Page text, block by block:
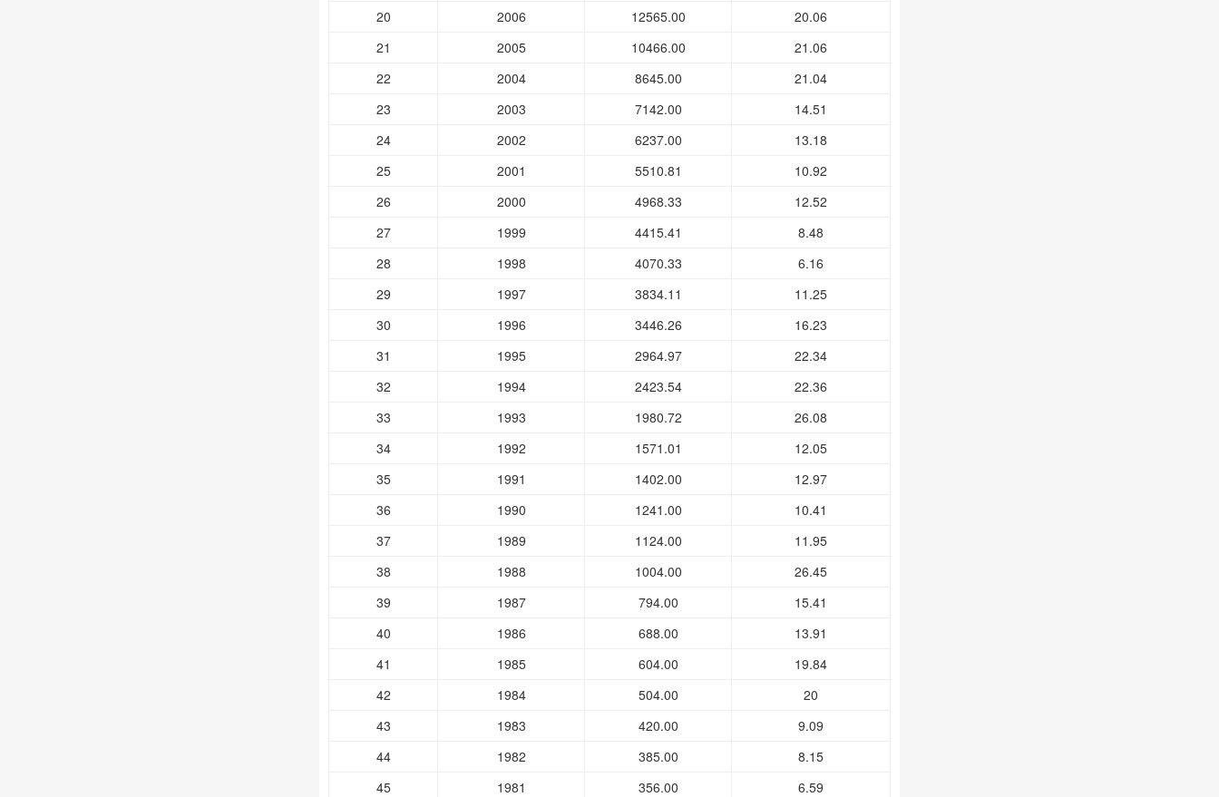
20
2006 12565.00
20.06
21
2005 10466.00
21.06
22
2004 8645.00
21.04
23
2003 7142.00
14.51
24
2002 6237.00
13.18
25
2001 5510.81
10.92
26
2000 4968.33
12.52
27
1999 4415.41
8.48
28
1998 4070.33
6.16
29
1997 3834.11
11.25
30
1996 3446.26
16.23
31
1995 2964.97
22.34
32
1994 2423.54
22.36
33
1993 1980.72
26.08
34
1992 1571.01
12.05
35
1991 1402.00
12.97
36
1990 1241.00
10.41
37
1989 1124.00
11.95
38
1988 1004.00
26.45
39
1987 794.00
15.41
40
1986 688.00
13.91
41
1985 604.00
19.84
42
1984 504.00
20
43
1983 420.00
9.09
44
1982 385.00
8.15
45
1981 356.00
6.59